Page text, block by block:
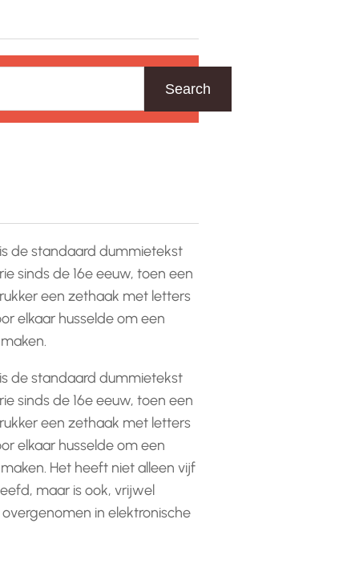
Search
de standaard dummietekst
sinds de 16e eeuw, toen een
een zethaak met letters
elkaar husselde om een
de standaard dummietekst
sinds de 16e eeuw, toen een
een zethaak met letters
elkaar husselde om een
Het heeft niet alleen vijf
maar is ook, vrijwel
in elektronische